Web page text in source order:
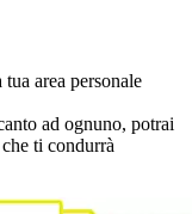
area personale
ad ognuno, potrai
ti condurrà